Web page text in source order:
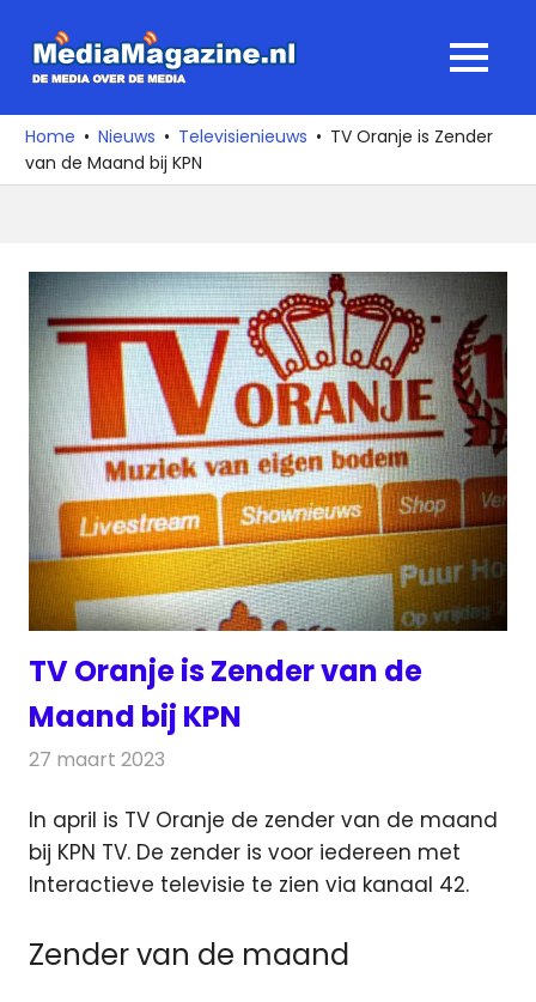
naar
media
over
de
MENU
Home Nieuws Televisienieuws
TV Oranje is Zender
van de Maand bij KPN
TV Oranje is Zender van de
Maand bij KPN
27 maart 2023
In april is TV Oranje de zender van de maand
bij KPN TV. De zender is voor iedereen met
Interactieve televisie te zien via kanaal 42.
Zender van de maand